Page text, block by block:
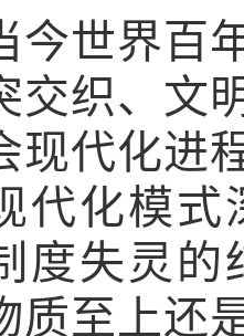
界百年
交织、文
现代化进
代化模
度失灵的
质至上还